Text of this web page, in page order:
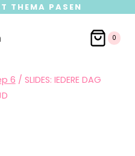
THEMA PASEN
0
6 / SLIDES: IEDERE DAG